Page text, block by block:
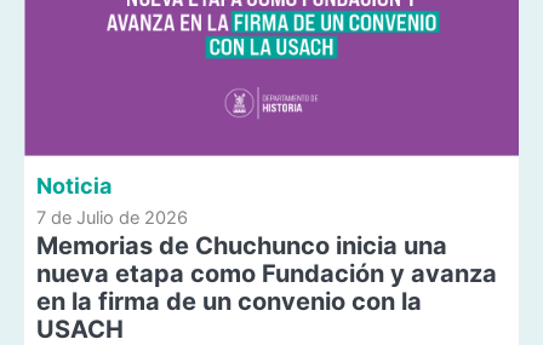
Noticia
7 de Julio de 2026
Memorias de Chuchunco inicia una
nueva etapa como Fundación y avanza
en la firma de un convenio con la
USACH